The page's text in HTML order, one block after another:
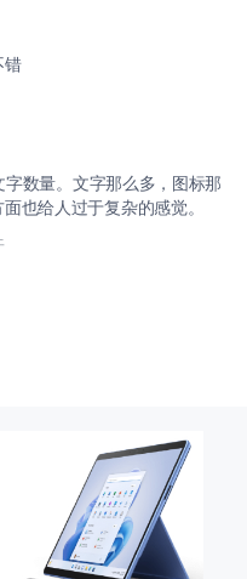
错
数量。文字那么多，图标那
也给人过于复杂的感觉。